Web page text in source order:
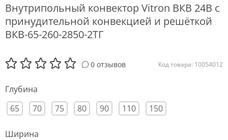
Внутрипольный конвектор Vitron ВКВ 24В с
принудительной конвекцией и решёткой
ВКВ-65-260-2850-2ТГ
0 отзывов Код товара: 10054012
Глубина
65
70 75 80 90 110 150
Ширина